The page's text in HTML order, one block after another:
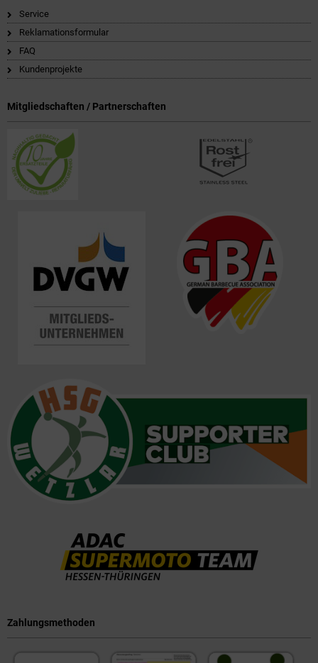
Service
Reklamationsformular
FAQ
Kundenprojekte
Mitgliedschaften / Partnerschaften
Zahlungsmethoden